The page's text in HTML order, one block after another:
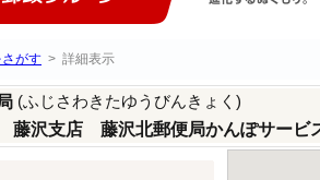
がす > 詳細表示
(ふじさわきたゆうびんきょく)
藤沢支店 藤沢北郵便局かんぽサービ